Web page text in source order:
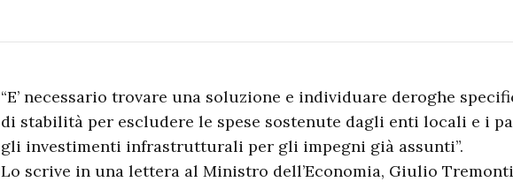
“E’ necessario trovare una soluzione e individuare deroghe
di stabilità per escludere le spese sostenute dagli enti locali e i
gli investimenti infrastrutturali per gli impegni già assunti”.
Lo scrive in una lettera al Ministro dell’Economia, Giulio